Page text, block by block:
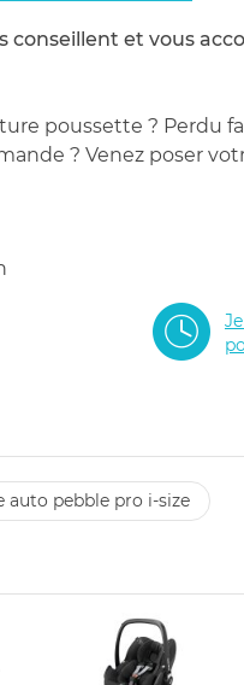
conseillent et vous
poussette ? Perdu
? Venez poser
auto pebble pro i-size